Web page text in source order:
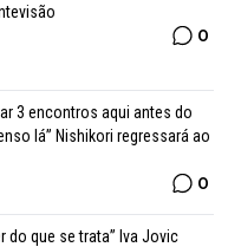
0
3 encontros aqui antes do
lá” Nishikori regressará ao
0
do que se trata” Iva Jovic